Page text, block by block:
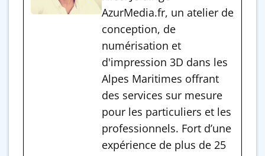
AzurMedia.fr, un atelier de
conception, de
numérisation et
d'impression 3D dans les
Alpes Maritimes offrant
des services sur mesure
pour les particuliers et les
professionnels. Fort d’une
expérience de plus de 25